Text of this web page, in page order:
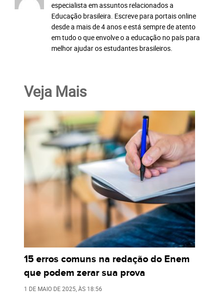
especialista em assuntos relacionados a
Educação brasileira. Escreve para portais online
desde a mais de 4 anos e está sempre de atento
em tudo o que envolve o a educação no país para
melhor ajudar os estudantes brasileiros.
Veja Mais
15 erros comuns na redação do Enem
que podem zerar sua prova
1 DE MAIO DE 2025 , ÀS 18:56